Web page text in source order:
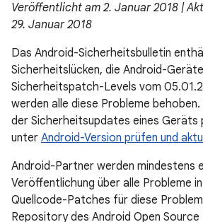
Veröffentlicht am 2. Januar 2018 |
29. Januar 2018
Das Android-Sicherheitsbulletin
Sicherheitslücken, die Android-
Sicherheitspatch-Levels vom
werden alle diese Probleme behoben.
der Sicherheitsupdates eines Geräts
unter Android-Version prüfen und
Android-Partner werden mindestens
Veröffentlichung über alle Probleme
Quellcode-Patches für diese
Repository des Android Open